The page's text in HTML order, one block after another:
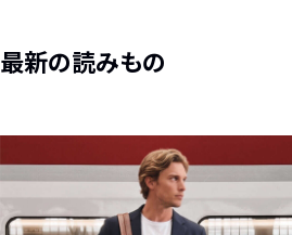
最新の読みもの